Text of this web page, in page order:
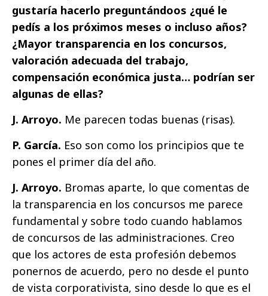
gustaría hacerlo preguntándoos ¿qué le
pedís a los próximos meses o incluso años?
¿Mayor transparencia en los concursos,
valoración adecuada del trabajo,
compensación económica justa… podrían ser
algunas de ellas?
J. Arroyo. Me parecen todas buenas (risas).
P. García. Eso son como los principios que te
pones el primer día del año.
J. Arroyo. Bromas aparte, lo que comentas de
la transparencia en los concursos me parece
fundamental y sobre todo cuando hablamos
de concursos de las administraciones. Creo
que los actores de esta profesión debemos
ponernos de acuerdo, pero no desde el punto
de vista corporativista, sino desde lo que es el